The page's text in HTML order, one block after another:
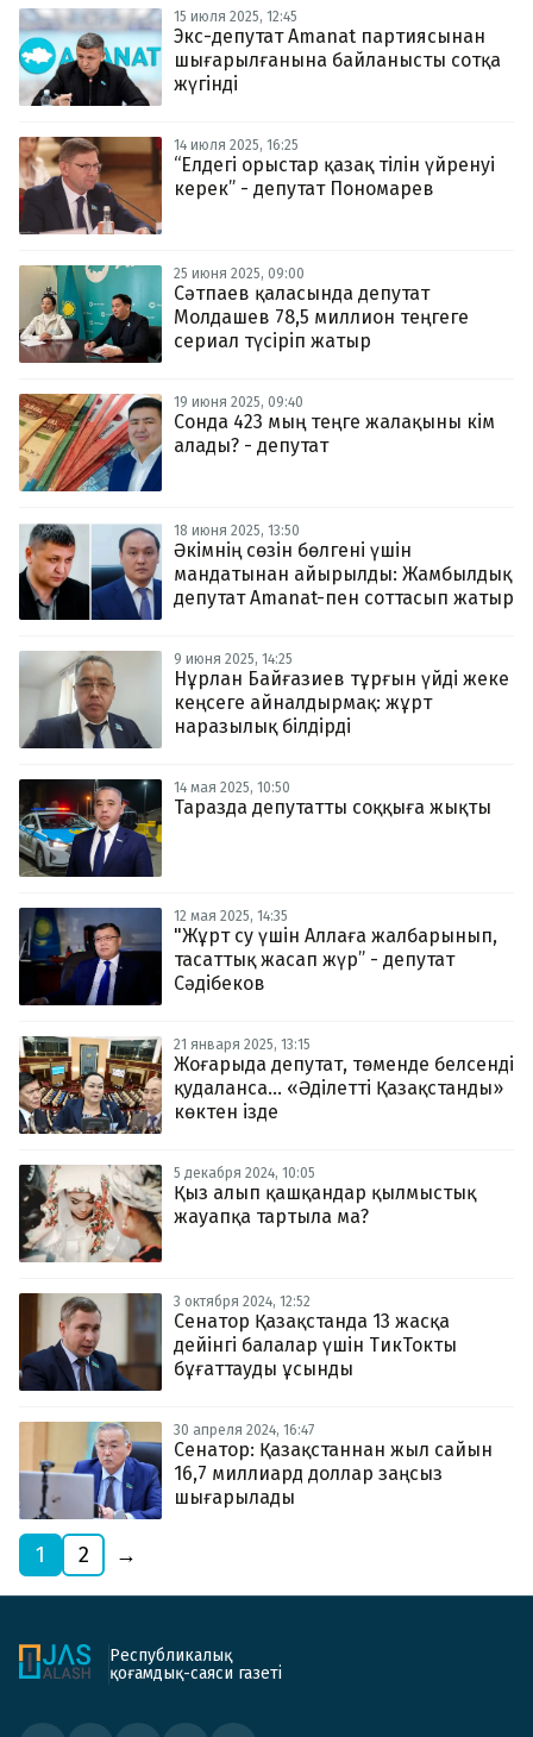
15 июля 2025, 12:45
Экс-депутат Amanat партиясынан
шығарылғанына байланысты сотқа
жүгінді
14 июля 2025, 16:25
“Елдегі орыстар қазақ тілін үйренуі
керек” - депутат Пономарев
25 июня 2025, 09:00
Сәтпаев қаласында депутат
Молдашев 78,5 миллион теңгеге
сериал түсіріп жатыр
19 июня 2025, 09:40
Сонда 423 мың теңге жалақыны кім
алады? - депутат
18 июня 2025, 13:50
Әкімнің сөзін бөлгені үшін
мандатынан айырылды: Жамбылдық
депутат Amanat-пен соттасып жатыр
9 июня 2025, 14:25
Нұрлан Байғазиев тұрғын үйді жеке
кеңсеге айналдырмақ: жұрт
наразылық білдірді
14 мая 2025, 10:50
Таразда депутатты соққыға жықты
12 мая 2025, 14:35
"Жұрт су үшін Аллаға жалбарынып,
тасаттық жасап жүр” - депутат
Сәдібеков
21 января 2025, 13:15
Жоғарыда депутат, төменде белсенді
қудаланса... «Әділетті Қазақстанды»
көктен ізде
5 декабря 2024, 10:05
Қыз алып қашқандар қылмыстық
жауапқа тартыла ма?
3 октября 2024, 12:52
Сенатор Қазақстанда 13 жасқа
дейінгі балалар үшін ТикТокты
бұғаттауды ұсынды
30 апреля 2024, 16:47
Сенатор: Қазақстаннан жыл сайын
16,7 миллиард доллар заңсыз
шығарылады
1 2 →
Республикалық
қоғамдық-саяси газеті